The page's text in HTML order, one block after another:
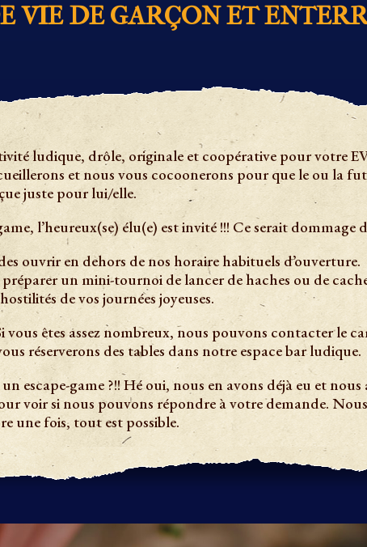
VIE DE GARÇON ET
ludique, drôle, originale et coopérative pour votre
et nous vous cocoonerons pour que le ou la
juste pour lui/elle.
l’heureux(se) élu(e) est invité !!! Ce serait dommage
ouvrir en dehors de nos horaire habituels d’ouverture.
un mini-tournoi de lancer de haches ou de
de vos journées joyeuses.
vous êtes assez nombreux, nous pouvons contacter le
réserverons des tables dans notre espace bar ludique.
escape-game ?!! Hé oui, nous en avons déjà eu et
voir si nous pouvons répondre à votre demande.
une fois, tout est possible.